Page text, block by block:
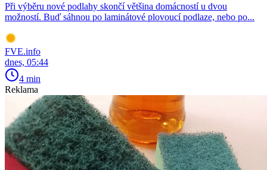
Při výběru nové podlahy skončí většina domácností u dvou
možností. Buď sáhnou po laminátové plovoucí podlaze, nebo po...
FVE.info
dnes, 05:44
4 min
Reklama